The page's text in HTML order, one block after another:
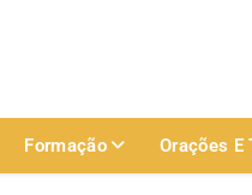
Formação Orações E